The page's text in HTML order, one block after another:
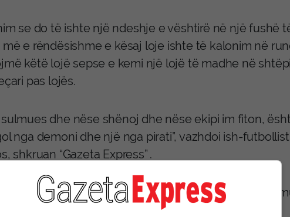
se do të ishte një ndeshje e vështirë në një fushë
e rëndësishme e kësaj loje ishte të kalonim në
këtë lojë sepse e kemi një lojë të madhe në
pas lojës.
sulmues dhe nëse shënoj dhe nëse ekipi im fiton,
nga demoni dhe një nga pirati”, vazhdoi ish-
shkruan “Gazeta Express” .
e kaloi një vit fantastik me Mallorcën, ndërsa do të